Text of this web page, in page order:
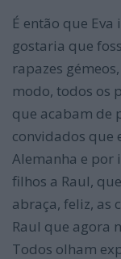
É então que
gostaria que
rapazes
modo, todos os
que acabam de
convidados que
Alemanha e por
filhos a Raul,
abraça, feliz, as
Raul que agora
Todos olham